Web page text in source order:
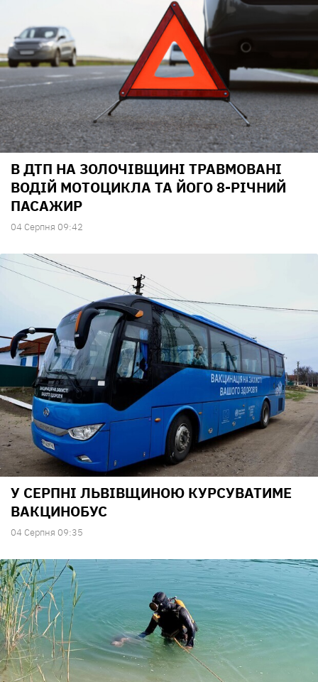
В ДТП НА ЗОЛОЧІВЩИНІ ТРАВМОВАНІ
ВОДІЙ МОТОЦИКЛА ТА ЙОГО 8-РІЧНИЙ
ПАСАЖИР
04 Серпня 09:42
У СЕРПНІ ЛЬВІВЩИНОЮ КУРСУВАТИМЕ
ВАКЦИНОБУС
04 Серпня 09:35